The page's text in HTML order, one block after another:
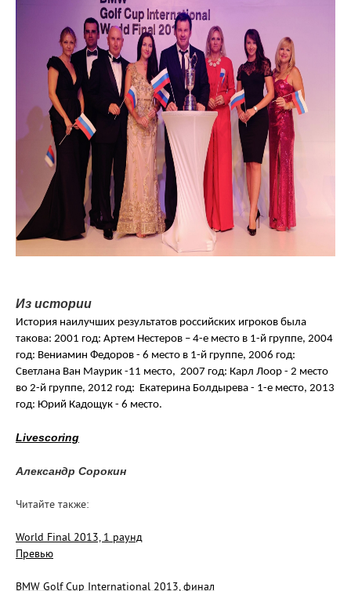
Из истории
История наилучших результатов российских игроков была
такова: 2001 год: Артем Нестеров – 4-е место в 1-й группе, 2004
год: Вениамин Федоров - 6 место в 1-й группе, 2006 год:
Светлана Ван Маурик -11 место, 2007 год: Карл Лоор - 2 место
во 2-й группе, 2012 год: Екатерина Болдырева - 1-е место, 2013
год: Юрий Кадощук - 6 место.
Livescoring
Александр Сорокин
Читайте также:
World Final 2013, 1 раунд
Превью
BMW Golf Cup International 2013, финал